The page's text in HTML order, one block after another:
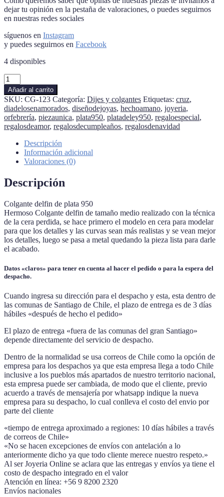
dejar tu opinión en la pestaña de valoraciones, o puedes seguirnos
en nuestras redes sociales
síguenos en Instagram
y puedes seguirnos en Facebook
4 disponibles
Colgante
delfin
cantidad
Añadir al carrito
SKU: CG-123 Categoría: Dijes y colgantes Etiquetas: cruz,
diadelosenamorados, diseñodejoyas, hechoamano, joyeria,
orfebrería, piezaunica, plata950, platadeley950, regaloespecial,
regalosdeamor, regalosdecumpleaños, regalosdenavidad
Descripción
Información adicional
Valoraciones (0)
Descripción
Colgante delfin de plata 950
Hermoso Colgante delfin de tamaño medio realizado con la técnica
de la cera perdida, se hace primero el modelo en cera para modelar
para que los detalles y las curvas sean más realistas y se vean mejor
los detalles, luego se pasa a metal quedando la pieza lista para darle
el acabado.
Datos «claros» para tener en cuenta al hacer el pedido o para la espera del
despacho.
Cuando ingresa su dirección para el despacho y esta, esta dentro de
las comunas de Santiago de Chile, el plazo de entrega es de 3 días
hábiles «después de hecho el pedido»
El plazo de entrega «fuera de las comunas del gran Santiago»
depende directamente del servicio de despacho.
Dentro de la normalidad se usa correos de Chile como la opción de
empresa para los despachos ya que esta empresa llega a todo Chile
inclusive a los pueblos más apartados de nuestro territorio nacional,
esta empresa puede ser cambiada, de modo que el cliente, previo
acuerdo a través de mensajería por whatsapp indique la nueva
empresa para su despacho, lo cual conlleva el costo del envio por
parte del cliente
«tiempo de entrega aproximado a regiones: 10 días hábiles a través
de correos de Chile»
«No se hacen excepciones de envíos con antelación a lo
anteriormente dicho ya que todo cliente merece nuestro respeto.»
Al ser Joyeria Online se aclara que las entregas y envíos ya tiene el
costo de despacho integrado en el valor
Atención en línea: +56 9 8200 2320
Envíos nacionales